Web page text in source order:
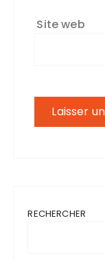
Site web
RECHERCHER